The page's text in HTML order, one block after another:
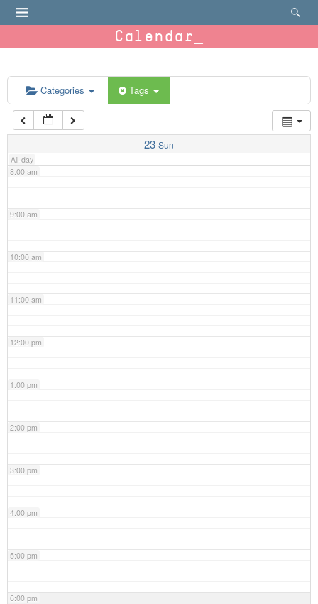
Calendar
Categories Tags
23 Sun
All-day
6:00 am
7:00 am
8:00 am
9:00 am
10:00 am
11:00 am
12:00 pm
1:00 pm
2:00 pm
3:00 pm
4:00 pm
5:00 pm
6:00 pm